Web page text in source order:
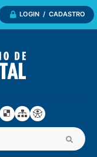
LOGIN / CADASTRO